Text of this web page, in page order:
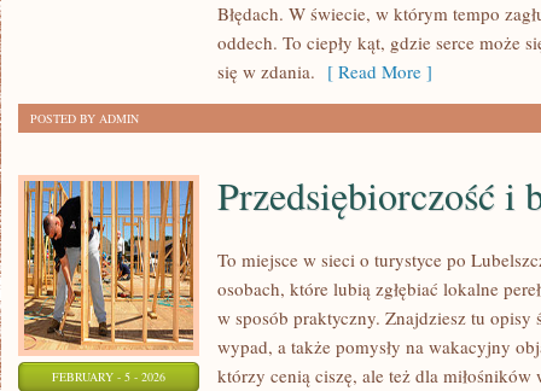
Błędach. W świecie, w którym tempo
oddech. To ciepły kąt, gdzie serce może
się w zdania. [ Read More ]
POSTED BY ADMIN
FEBRUARY - 5 - 2026
Przedsiębiorczość i
To miejsce w sieci o turystyce po
osobach, które lubią zgłębiać lokalne
w sposób praktyczny. Znajdziesz tu
wypad, a także pomysły na wakacyjny
którzy cenią ciszę, ale też dla